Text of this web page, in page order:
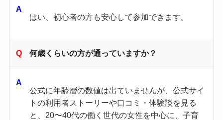
はい、初心者の方も安心して参加できます。
何歳くらいの方が通っていますか？
公式に年齢層の数値は出ていませんが、公式サイ
トの利用者ストーリーや口コミ・体験談を見る
と、20〜40代の働く世代の女性を中心に、子育